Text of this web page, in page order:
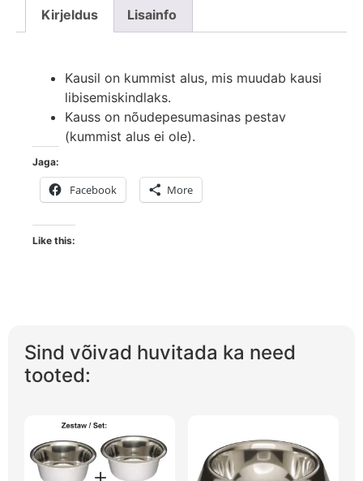
Kirjeldus Lisainfo
Kausil on kummist alus, mis muudab kausi
libisemiskindlaks.
Kauss on nõudepesumasinas pestav
(kummist alus ei ole).
Jaga:
Facebook More
Like this:
Sind võivad huvitada ka need
tooted: